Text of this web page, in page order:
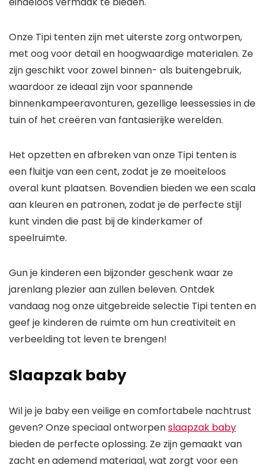
Onze Tipi tenten zijn met uiterste zorg ontworpen,
met oog voor detail en hoogwaardige materialen. Ze
zijn geschikt voor zowel binnen- als buitengebruik,
waardoor ze ideaal zijn voor spannende
binnenkampeeravonturen, gezellige leessessies in de
tuin of het creëren van fantasierijke werelden.
Het opzetten en afbreken van onze Tipi tenten is
een fluitje van een cent, zodat je ze moeiteloos
overal kunt plaatsen. Bovendien bieden we een scala
aan kleuren en patronen, zodat je de perfecte stijl
kunt vinden die past bij de kinderkamer of
speelruimte.
Gun je kinderen een bijzonder geschenk waar ze
jarenlang plezier aan zullen beleven. Ontdek
vandaag nog onze uitgebreide selectie Tipi tenten en
geef je kinderen de ruimte om hun creativiteit en
verbeelding tot leven te brengen!
Slaapzak baby
Wil je je baby een veilige en comfortabele nachtrust
geven? Onze speciaal ontworpenslaapzak baby
bieden de perfecte oplossing. Ze zijn gemaakt van
zacht en ademend materiaal, wat zorgt voor een